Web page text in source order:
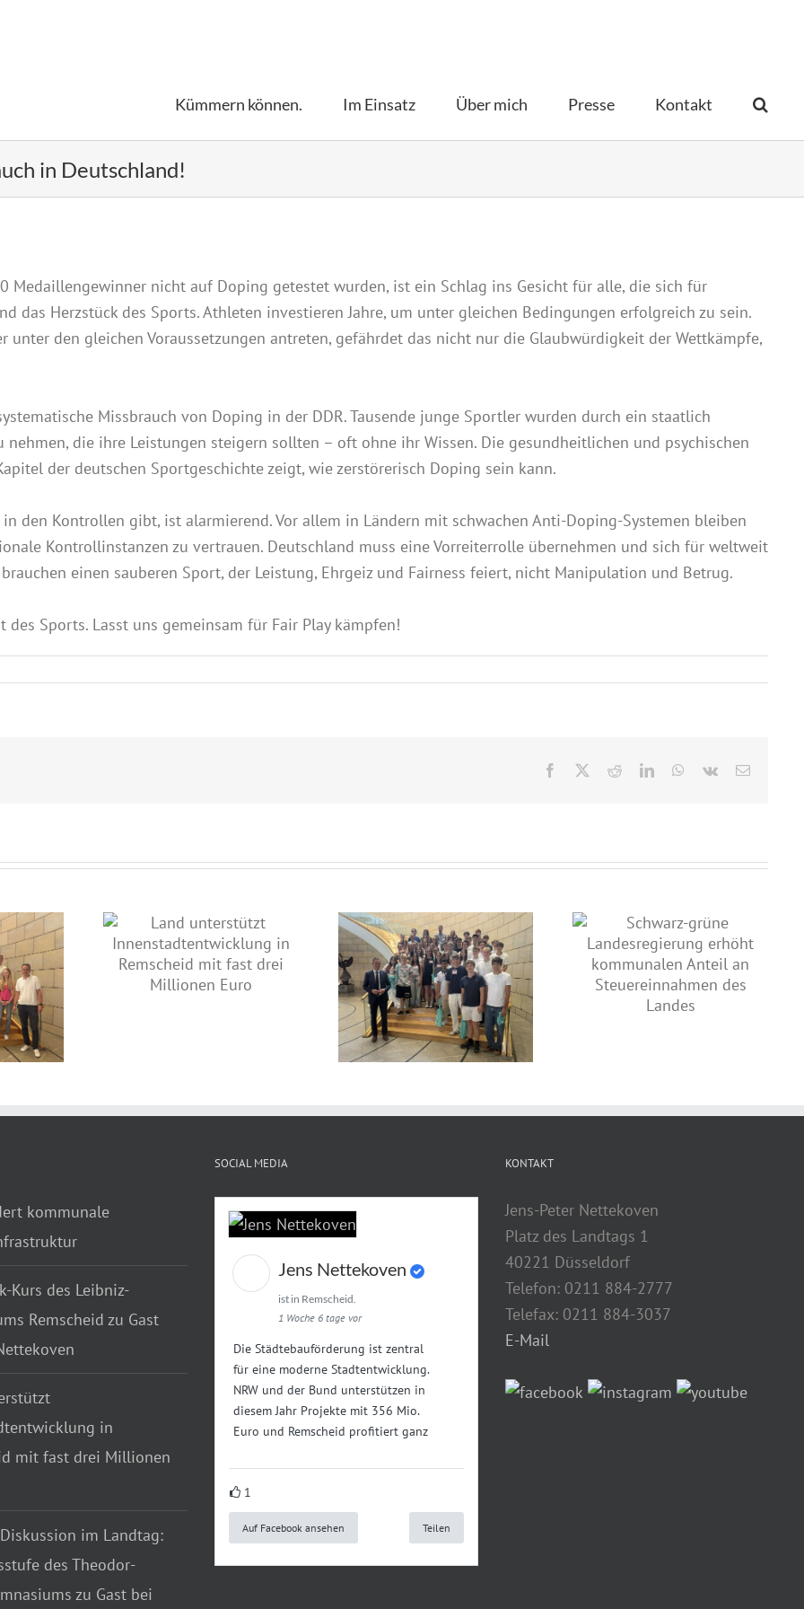
Kümmern können. Im Einsatz Über mich Presse Kontakt­
in Deutschland!
Medaillengewinner nicht auf Doping getestet wurden, ist ein Schlag ins Gesicht für alle, die sich für
das Herzstück des Sports. Athleten investieren Jahre, um unter gleichen Bedingungen erfolgreich zu sein.
unter den gleichen Voraussetzungen antreten, gefährdet das nicht nur die Glaubwürdigkeit der Wettkämpfe,
Missbrauch von Doping in der DDR. Tausende junge Sportler wurden durch ein staatlich
nehmen, die ihre Leistungen steigern sollten – oft ohne ihr Wissen. Die gesundheitlichen und psychischen
der deutschen Sportgeschichte zeigt, wie zerstörerisch Doping sein kann.
den Kontrollen gibt, ist alarmierend. Vor allem in Ländern mit schwachen Anti-Doping-Systemen bleiben
Kontrollinstanzen zu vertrauen. Deutschland muss eine Vorreiterrolle übernehmen und sich für weltweit
einen sauberen Sport, der Leistung, Ehrgeiz und Fairness feiert, nicht Manipulation und Betrug.
Sports. Lasst uns gemeinsam für Fair Play kämpfen!
Facebook RedditLinkedInWhatsApp
Vk
E-
in
fast drei
Euro
Lebhafte Diskussion im
Schwarz-grüne
Landesregierung erhöht
kommunalen Anteil an
Steuereinnahmen des Landes
Land fördert kommunale
Straßeninfrastruktur
kommunale
Kurs des Leibniz-
Remscheid zu Gast
in
mit fast drei Millionen
im Landtag:
des Theodor-
zu Gast bei
SOCIAL MEDIA
Jens Nettekoven
ist in Remscheid.
1 Woche 6 tage vor
Die Städtebauförderung ist zentral
für eine moderne Stadtentwicklung.
NRW und der Bund unterstützen in
diesem Jahr Projekte mit 356 Mio.
Euro und Remscheid profitiert ganz
1
Auf Facebook ansehen Teilen
KONTAKT
Jens-Peter Nettekoven
Platz des Landtags 1
40221 Düsseldorf
Telefon: 0211 884-2777
Telefax: 0211 884-3037
E-Mail